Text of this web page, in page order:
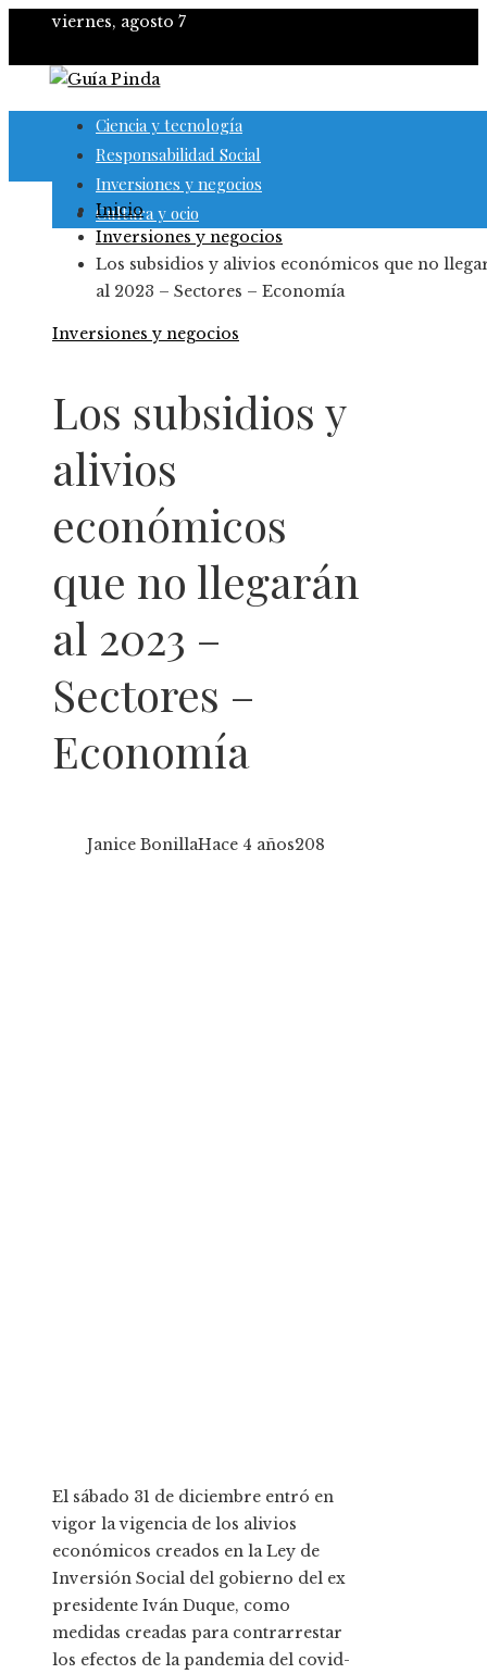
viernes, agosto 7
Ciencia y tecnología
Responsabilidad Social
Inversiones y negocios
Cultura y ocio
Inicio
Inversiones y negocios
Los subsidios y alivios económicos que no
al 2023 – Sectores – Economía
Inversiones y negocios
Los subsidios y
alivios
económicos
que no llegarán
al 2023 –
Sectores –
Economía
Janice BonillaHace 4 años208
El sábado 31 de diciembre entró en
vigor la vigencia de los alivios
económicos creados en la Ley de
Inversión Social del gobierno del ex
presidente Iván Duque, como
medidas creadas para contrarrestar
los efectos de la pandemia del covid-